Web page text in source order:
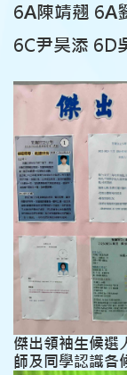
6A陳靖翹 6A
6C尹昊添 6D
傑出領袖生候選
師及同學認識各